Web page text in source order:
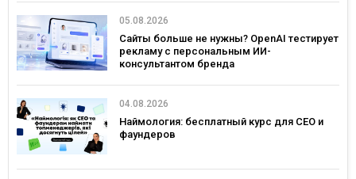
05.08.2026
Сайты больше не нужны? OpenAI тестирует
рекламу с персональным ИИ-
консультантом бренда
04.08.2026
Наймология: бесплатный курс для CEO и
фаундеров